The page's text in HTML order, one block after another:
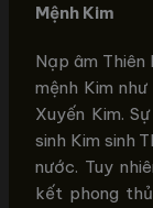
Mệnh Kim
Nạp âm
mệnh Kim
Xuyến Kim.
sinh Kim sinh
nước. Tuy
kết phong